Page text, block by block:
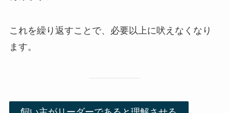
これを繰り返すことで、必要以上に吠えなくなり
ます。